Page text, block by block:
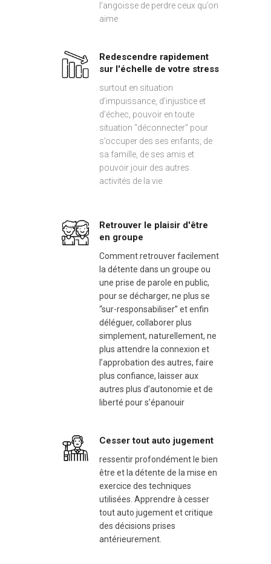
l’angoisse de perdre ceux qu’on
aime
Redescendre rapidement
sur l'échelle de votre stress
surtout en situation
d’impuissance, d’injustice et
d’échec, pouvoir en toute
situation “déconnecter” pour
s’occuper des ses enfants, de
sa famille, de ses amis et
pouvoir jouir des autres
activités de la vie
Retrouver le plaisir d'être
en groupe
Comment retrouver facilement
la détente dans un groupe ou
une prise de parole en public,
pour se décharger, ne plus se
“sur-responsabiliser” et enfin
déléguer, collaborer plus
simplement, naturellement, ne
plus attendre la connexion et
l’approbation des autres, faire
plus confiance, laisser aux
autres plus d’autonomie et de
liberté pour s’épanouir
Cesser tout auto jugement
ressentir profondément le bien
être et la détente de la mise en
exercice des techniques
utilisées. Apprendre à cesser
tout auto jugement et critique
des décisions prises
antérieurement.